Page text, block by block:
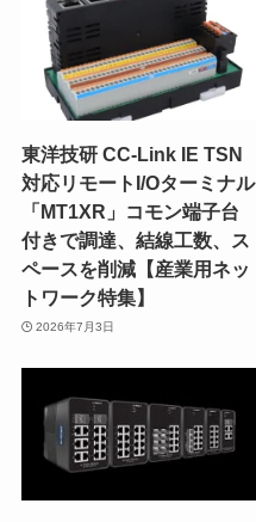
東洋技研 CC-Link IE TSN
対応リモートI/Oターミナル
「MT1XR」コモン端子台
付きで調達、結線工数、ス
ペースを削減【産業用ネッ
トワーク特集】
2026年7月3日